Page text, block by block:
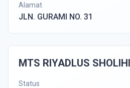
Alamat
JLN. GURAMI NO. 31
MTS RIYADLUS
Status